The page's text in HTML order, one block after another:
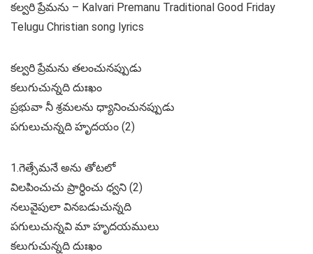
కల్వరి ప్రేమను – Kalvari Premanu Traditional Good Friday
Telugu Christian song lyrics
కల్వరి ప్రేమను తలంచునప్పుడు
కలుగుచున్నది దుఃఖం
ప్రభువా నీ శ్రమలను ధ్యానించునప్పుడు
పగులుచున్నది హృదయం (2)
1.గెత్సేమనే అను తోటలో
విలపించుచు ప్రార్ధించు ధ్వని (2)
నలువైపులా వినబడుచున్నది
పగులుచున్నవి మా హృదయములు
కలుగుచున్నది దుఃఖం